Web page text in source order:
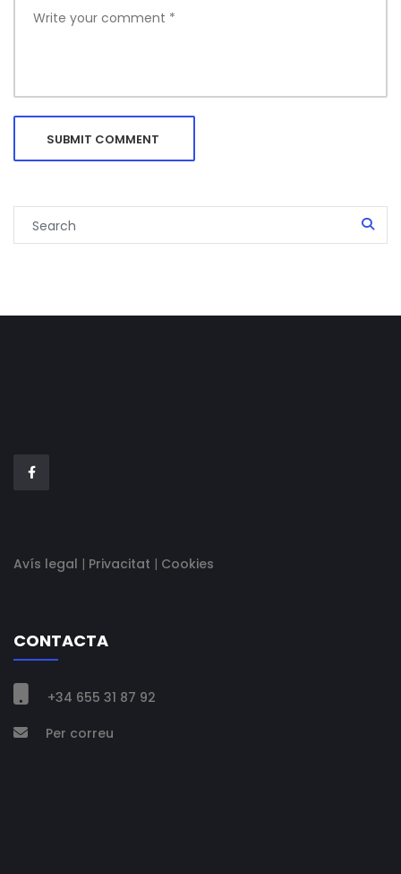
Avís legal | Privacitat | Cookies
CONTACTA
 +34 655 31 87 92
 Per correu